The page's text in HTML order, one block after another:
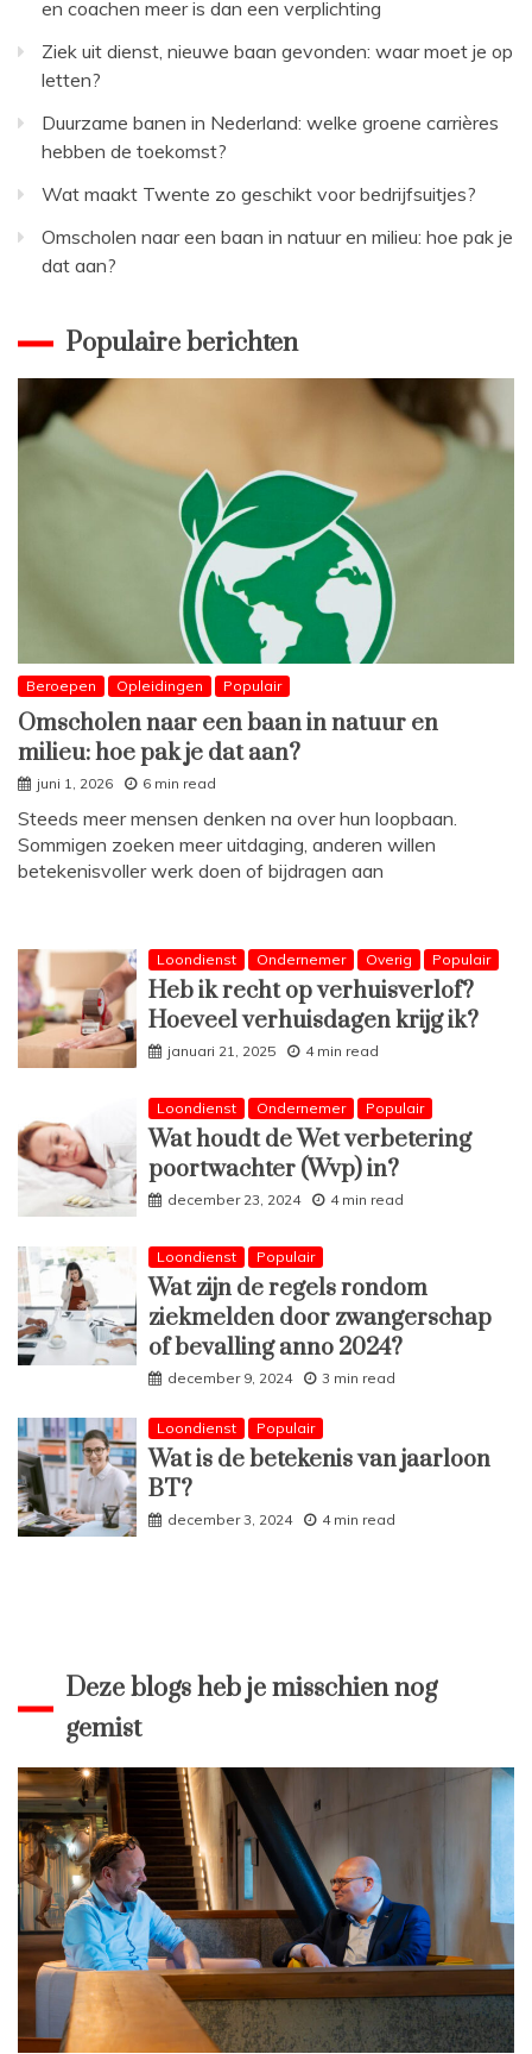
en coachen meer is dan een verplichting
Ziek uit dienst, nieuwe baan gevonden: waar moet je op
letten?
Duurzame banen in Nederland: welke groene carrières
hebben de toekomst?
Wat maakt Twente zo geschikt voor bedrijfsuitjes?
Omscholen naar een baan in natuur en milieu: hoe pak je
dat aan?
Populaire berichten
Beroepen Opleidingen Populair
Omscholen naar een baan in natuur en
milieu: hoe pak je dat aan?
juni 1, 2026 6 min read
Steeds meer mensen denken na over hun loopbaan.
Sommigen zoeken meer uitdaging, anderen willen
betekenisvoller werk doen of bijdragen aan
Loondienst Ondernemer Overig Populair
Heb ik recht op verhuisverlof?
Hoeveel verhuisdagen krijg ik?
januari 21, 2025 4 min read
Loondienst Ondernemer Populair
Wat houdt de Wet verbetering
poortwachter (Wvp) in?
december 23, 2024 4 min read
Loondienst Populair
Wat zijn de regels rondom
ziekmelden door zwangerschap
of bevalling anno 2024?
december 9, 2024 3 min read
Loondienst Populair
Wat is de betekenis van jaarloon
BT?
december 3, 2024 4 min read
Deze blogs heb je misschien nog
gemist